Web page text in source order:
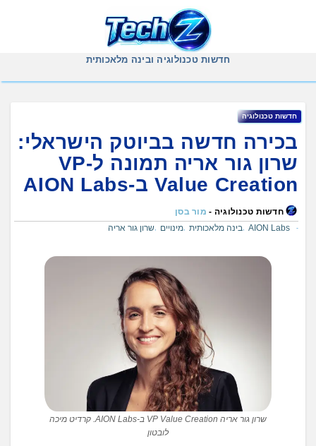
חדשות טכנולוגיה ובינה מלאכותית
חדשות טכנולוגיה
בכירה חדשה בביוטק הישראלי:
שרון גור אריה תמונה ל-VP
Value Creation ב-AION Labs
חדשות טכנולוגיה - מור בסן
AION Labs
בינה מלאכותית מינויים שרון גור אריה
שרון גור אריה VP Value Creation ב-AION Labs. קרדיט מיכה
לובטון